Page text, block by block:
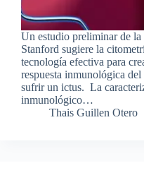
Un estudio preliminar de
Stanford sugiere la
tecnología efectiva para
respuesta inmunológica
sufrir un ictus. La
inmunológico…
Thais Guillen Otero